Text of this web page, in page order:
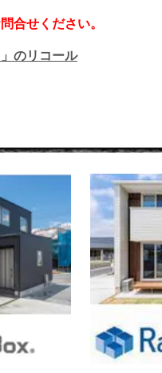
合せください。
のリコール